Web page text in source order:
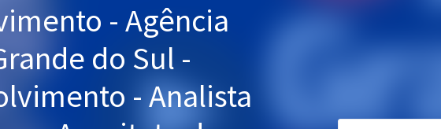
- Agência
do Sul -
- Analista